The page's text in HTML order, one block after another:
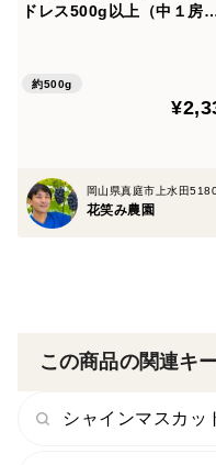
ドレス500g以上（中１房
約500g
岡山県真庭市上水田
花笑み農園
この商品の関連キ
シャインマスカッ